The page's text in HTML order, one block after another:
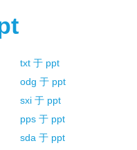
txt 于 ppt
odg 于 ppt
sxi 于 ppt
pps 于 ppt
sda 于 ppt